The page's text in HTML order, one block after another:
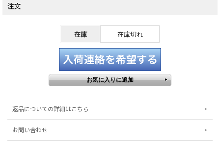
注文
在庫 在庫切れ
返品についての詳細はこちら
お問い合わせ